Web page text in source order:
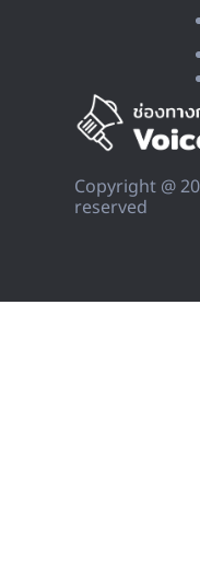
Copyright @
reserved